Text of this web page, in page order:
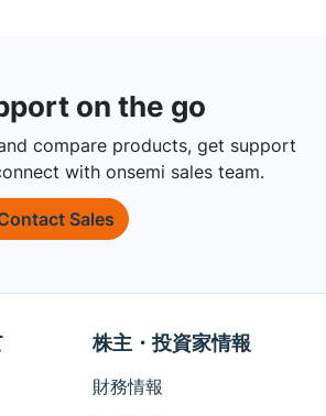
on the go
compare products, get support
with onsemi sales team.
Sales
株主・投資家情報
財務情報